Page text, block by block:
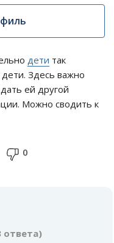
дети так
Здесь важно
ей другой
Можно сводить к
0
ответа)